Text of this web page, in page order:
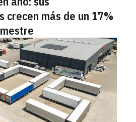
crecen más de un 17%